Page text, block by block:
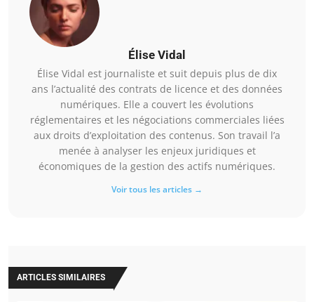
Élise Vidal
Élise Vidal est journaliste et suit depuis plus de dix
ans l’actualité des contrats de licence et des données
numériques. Elle a couvert les évolutions
réglementaires et les négociations commerciales liées
aux droits d’exploitation des contenus. Son travail l’a
menée à analyser les enjeux juridiques et
économiques de la gestion des actifs numériques.
Voir tous les articles →
ARTICLES SIMILAIRES